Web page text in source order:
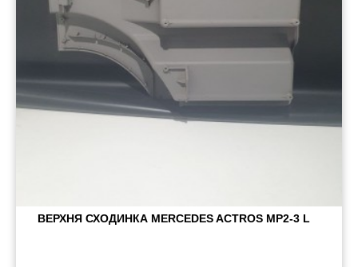
ВЕРХНЯ СХОДИНКА MERCEDES ACTROS MP2-3 L